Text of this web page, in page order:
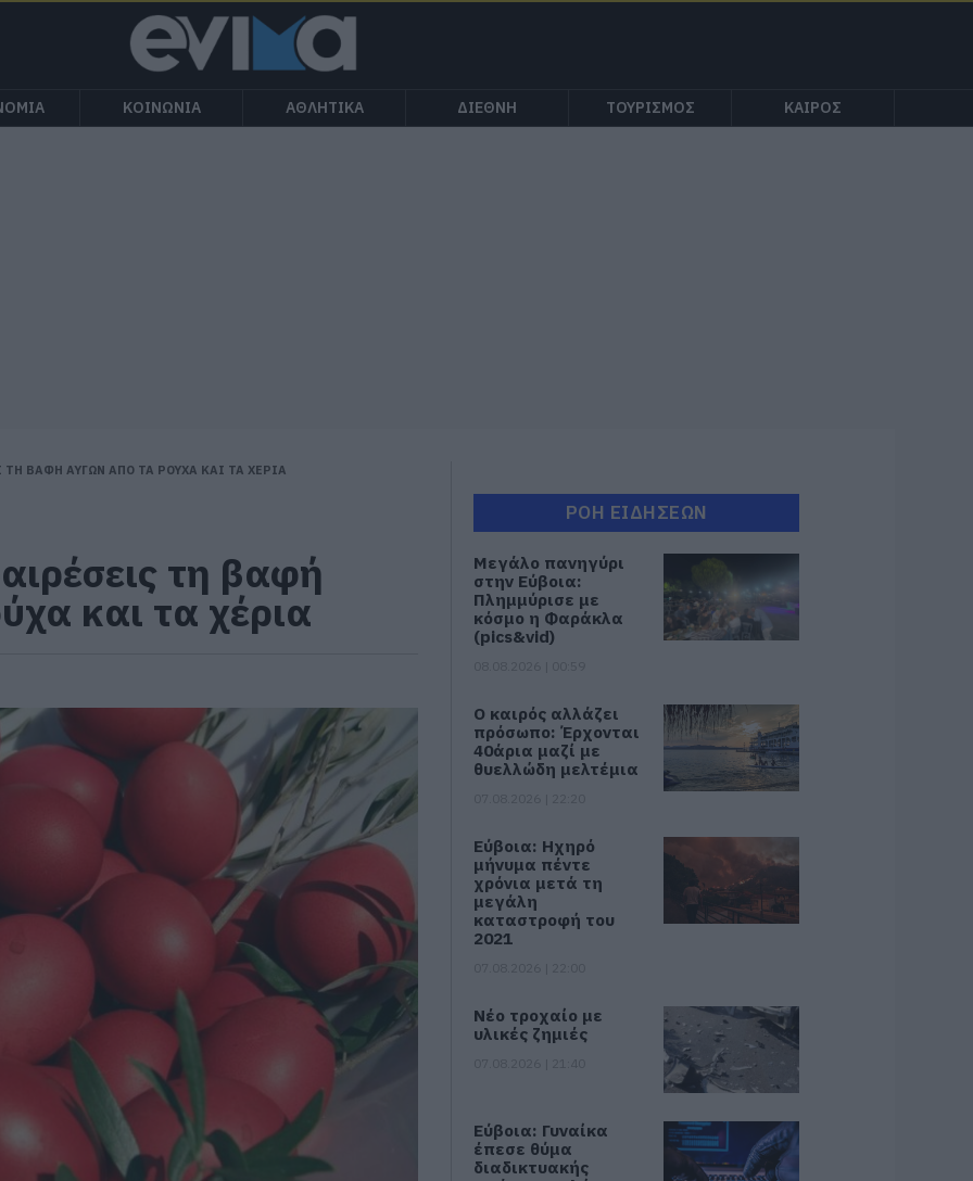
ΚΟΙΝΩΝΙΑ ΑΘΛΗΤΙΚΑ ΔΙΕΘΝΗ ΤΟΥΡΙΣΜΟΣ ΚΑΙΡΟΣ
ΒΑΦΗ ΑΥΓΩΝ ΑΠΟ ΤΑ ΡΟΥΧΑ ΚΑΙ ΤΑ ΧΕΡΙΑ
τη βαφή
και τα χέρια
ΡΟΗ ΕΙΔΗΣΕΩΝ
Μεγάλο πανηγύρι
στην Εύβοια:
Πλημμύρισε με
κόσμο η Φαράκλα
(pics&vid)
Ο καιρός αλλάζει
πρόσωπο: Έρχονται
40άρια μαζί με
θυελλώδη μελτέμια
Εύβοια: Ηχηρό
μήνυμα πέντε
χρόνια μετά τη
μεγάλη
καταστροφή του
2021
Νέο τροχαίο με
υλικές ζημιές
Εύβοια: Γυναίκα
έπεσε θύμα
διαδικτυακής